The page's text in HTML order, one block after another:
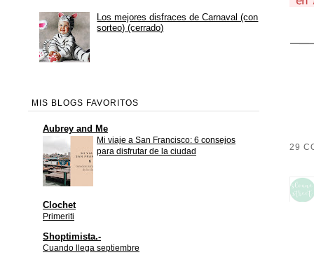
29
Los mejores disfraces de Carnaval (con
sorteo) (cerrado)
MIS BLOGS FAVORITOS
Aubrey and Me
Mi viaje a San Francisco: 6 consejos
para disfrutar de la ciudad
Clochet
Primeriti
Shoptimista.-
Cuando llega septiembre